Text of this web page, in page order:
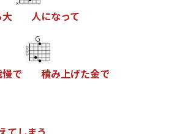
大 人になって
慢で
G
積み上げた金で